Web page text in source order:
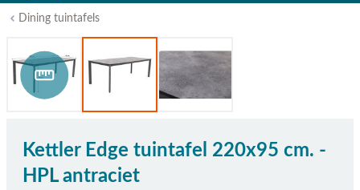
Dining tuintafels
Kettler Edge tuintafel 220x95 cm. -
HPL antraciet